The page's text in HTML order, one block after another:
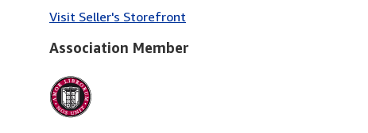
Visit Seller's Storefront
Association Member